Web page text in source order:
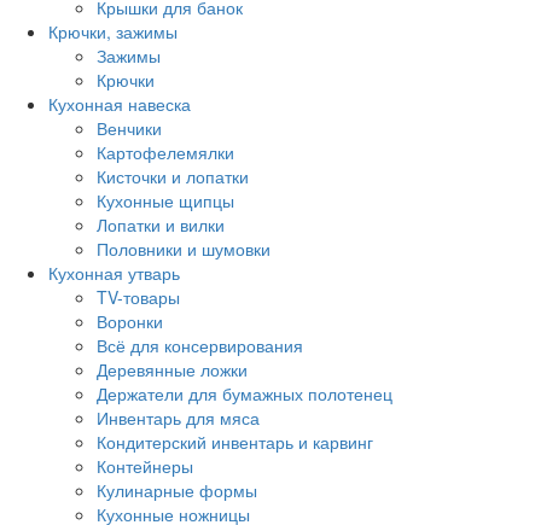
Крышки для банок
Крючки, зажимы
Зажимы
Крючки
Кухонная навеска
Венчики
Картофелемялки
Кисточки и лопатки
Кухонные щипцы
Лопатки и вилки
Половники и шумовки
Кухонная утварь
TV-товары
Воронки
Всё для консервирования
Деревянные ложки
Держатели для бумажных полотенец
Инвентарь для мяса
Кондитерский инвентарь и карвинг
Контейнеры
Кулинарные формы
Кухонные ножницы